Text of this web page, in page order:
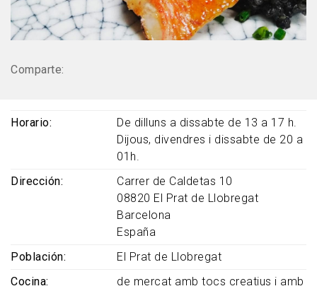
Comparte:
Horario
De dilluns a dissabte de 13 a 17 h.
Dijous, divendres i dissabte de 20 a
01h.
Dirección
Carrer de Caldetas 10
08820 El Prat de Llobregat
Barcelona
España
Población
El Prat de Llobregat
Cocina
de mercat amb tocs creatius i amb